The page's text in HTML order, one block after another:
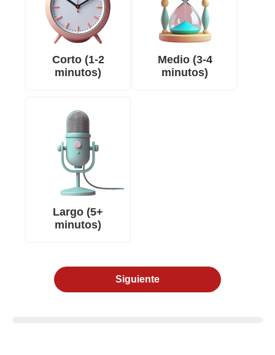
Corto (1-2
minutos)
Medio (3-4
minutos)
Largo (5+
minutos)
Siguiente